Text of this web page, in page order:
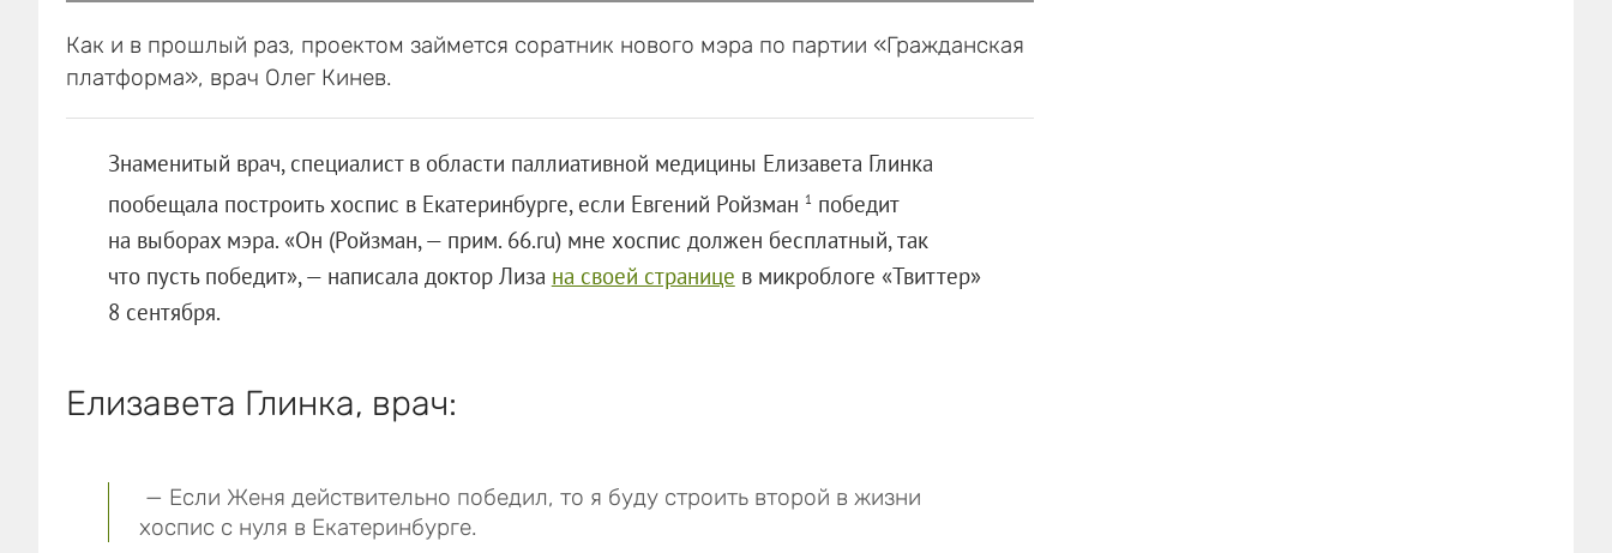
Как и в прошлый раз, проектом займется соратник нового мэра по партии «Гражданская
платформа», врач Олег Кинев.
Знаменитый врач, специалист в области паллиативной медицины Елизавета Глинка
пообещала построить хоспис в Екатеринбурге, если Евгений Ройзман 1 победит
на выборах мэра. «Он (Ройзман, — прим. 66.ru) мне хоспис должен бесплатный, так
что пусть победит», — написала доктор Лиза на своей странице в микроблоге «Твиттер»
8 сентября.
Елизавета Глинка, врач:
— Если Женя действительно победил, то я буду строить второй в жизни
хоспис с нуля в Екатеринбурге.